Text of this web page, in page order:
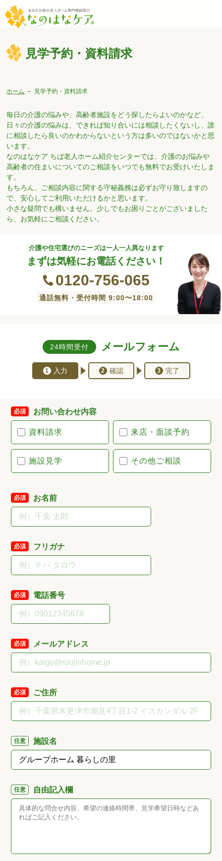
見学予約・資料請求
ホーム 見学予約・資料請求
毎日の介護の悩みや、高齢者施設をどう探したらよいのかなど、
日々の介護の悩みは、できれば知り合いには相談したくないし、誰
に相談したら良いのかわからないという方は多いのではないかと思
います。
なのはなケア ちば老人ホーム紹介センターでは、介護のお悩みや
高齢者の住まいについてのご相談をいつでも無料でお受けいたしま
す。
もちろん、ご相談内容に関する守秘義務は必ずお守り致しますの
で、安心してご利用いただけるかと思います。
小さな疑問でも構いません。少しでもお困りごとがございました
ら、お気軽にご相談ください。
介護や住宅選びのニーズは一人一人異なります
まずは気軽にお電話ください！
0120-756-065
通話無料・受付時間 9:00〜18:00
24時間受付 メールフォーム
1 入力 2 確認 3 完了
必須 お問い合わせ内容
資料請求 来店・面談予約
施設見学 その他ご相談
必須 お名前
必須 フリガナ
必須 電話番号
必須 メールアドレス
必須 ご住所
任意 施設名
任意 自由記入欄